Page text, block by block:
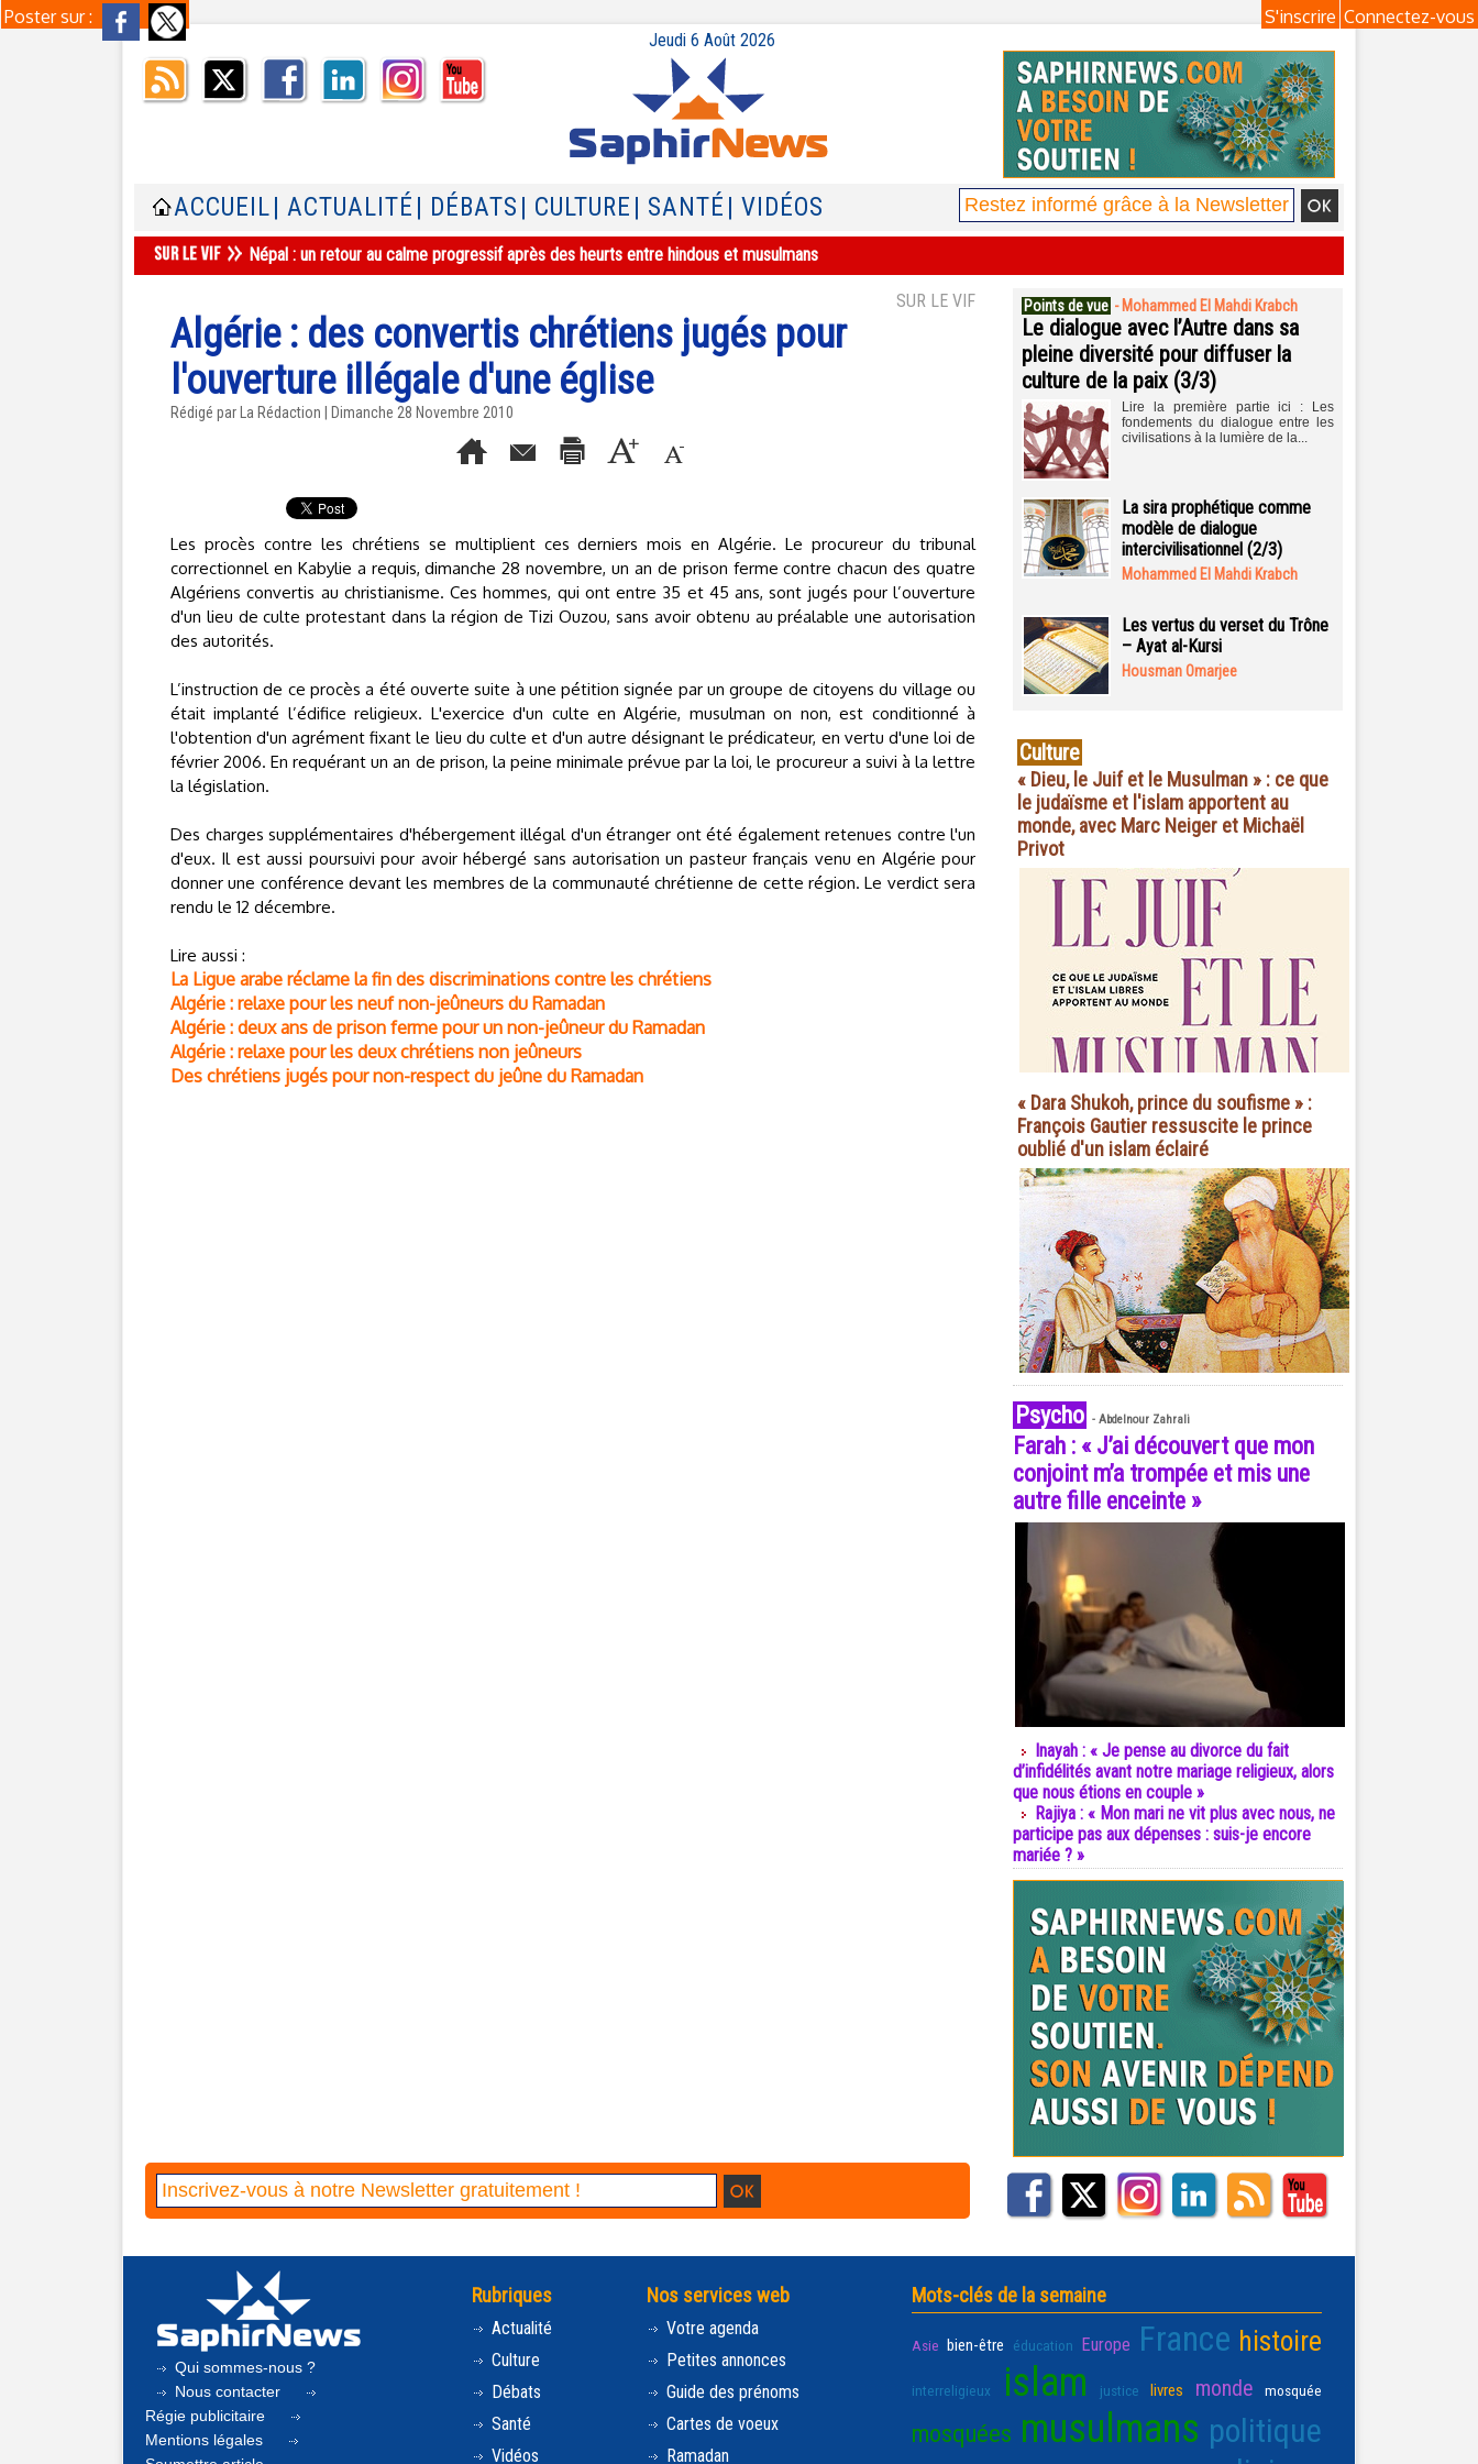
Poster sur : Connectez-vous
S'inscrire
Jeudi 6 Août 2026
ACCUEIL | ACTUALITÉ | DÉBATS | CULTURE | SANTÉ | VIDÉOS
Népal : un retour au calme progressif après des heurts entre hindous et musulmans
SUR LE VIF
Algérie : des convertis chrétiens jugés pour
l'ouverture illégale d'une église
Rédigé par La Rédaction | Dimanche 28 Novembre 2010
Les procès contre les chrétiens se multiplient ces derniers mois en Algérie. Le procureur du tribunal
correctionnel en Kabylie a requis, dimanche 28 novembre, un an de prison ferme contre chacun des quatre
Algériens convertis au christianisme. Ces hommes, qui ont entre 35 et 45 ans, sont jugés pour l’ouverture
d'un lieu de culte protestant dans la région de Tizi Ouzou, sans avoir obtenu au préalable une autorisation
des autorités.
L’instruction de ce procès a été ouverte suite à une pétition signée par un groupe de citoyens du village ou
était implanté l’édifice religieux. L'exercice d'un culte en Algérie, musulman on non, est conditionné à
l'obtention d'un agrément fixant le lieu du culte et d'un autre désignant le prédicateur, en vertu d'une loi de
février 2006. En requérant un an de prison, la peine minimale prévue par la loi, le procureur a suivi à la lettre
la législation.
Des charges supplémentaires d'hébergement illégal d'un étranger ont été également retenues contre l'un
d'eux. Il est aussi poursuivi pour avoir hébergé sans autorisation un pasteur français venu en Algérie pour
donner une conférence devant les membres de la communauté chrétienne de cette région. Le verdict sera
rendu le 12 décembre.
Lire aussi :
La Ligue arabe réclame la fin des discriminations contre les chrétiens
Algérie : relaxe pour les neuf non-jeûneurs du Ramadan
Algérie : deux ans de prison ferme pour un non-jeûneur du Ramadan
Algérie : relaxe pour les deux chrétiens non jeûneurs
Des chrétiens jugés pour non-respect du jeûne du Ramadan
Points de vue - Mohammed El Mahdi Krabch
Le dialogue avec l’Autre dans sa
pleine diversité pour diffuser la
culture de la paix (3/3)
Lire la première partie ici : Les
fondements du dialogue entre les
civilisations à la lumière de la...
La sira prophétique comme
modèle de dialogue
intercivilisationnel (2/3)
Mohammed El Mahdi Krabch
Les vertus du verset du Trône
– Ayat al-Kursi
Housman Omarjee
Culture
« Dieu, le Juif et le Musulman » : ce que
le judaïsme et l'islam apportent au
monde, avec Marc Neiger et Michaël
Privot
« Dara Shukoh, prince du soufisme » :
François Gautier ressuscite le prince
oublié d'un islam éclairé
Psycho - Abdelnour Zahrali
Farah : « J’ai découvert que mon
conjoint m’a trompée et mis une
autre fille enceinte »
Inayah : « Je pense au divorce du fait
d’infidélités avant notre mariage religieux, alors
que nous étions en couple »
Rajiya : « Mon mari ne vit plus avec nous, ne
participe pas aux dépenses : suis-je encore
mariée ? »
Qui sommes-nous ?
Nous contacter
Régie publicitaire
Mentions légales
Rubriques
Actualité
Culture
Débats
Santé
Vidéos
Nos services web
Votre agenda
Petites annonces
Guide des prénoms
Cartes de voeux
Ramadan
Mots-clés de la semaine
Asie bien-être éducation Europe France histoire
interreligieux islam justice livres monde mosquée
mosquées musulmans politique